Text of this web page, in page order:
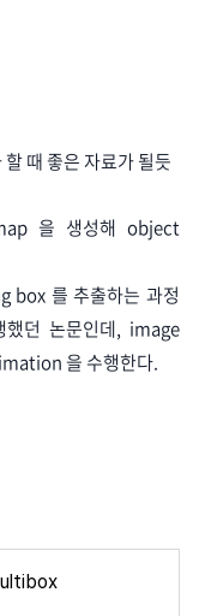
때 좋은 자료가 될듯
을 생성해 object
box 를 추출하는 과정
던 논문인데, image
을 수행한다.